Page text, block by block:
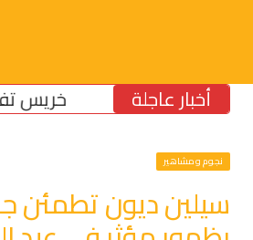
أخبار عاجلة خريس تفقّد
نجوم ومشاهير
سيلين ديون تطمئن